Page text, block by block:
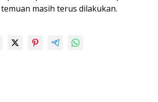
masih terus dilakukan.